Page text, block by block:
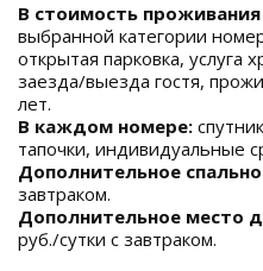
В стоимость
выбранной категории
открытая парковка, услуга
заезда/выезда гостя,
лет.
В каждом номере:
тапочки, индивидуальные
Дополнительное
завтраком.
Дополнительное место
руб./сутки с завтраком.